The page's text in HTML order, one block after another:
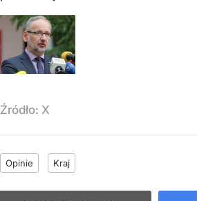
Źródło: X
Opinie Kraj